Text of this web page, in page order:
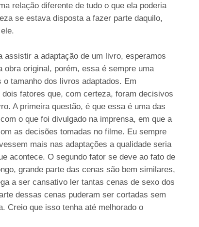
relação diferente de tudo o que ela poderia
se estava disposta a fazer parte daquilo,
assistir a adaptação de um livro, esperamos
original, porém, essa é sempre uma
tamanho dos livros adaptados. Em
dois fatores que, com certeza, foram decisivos
A primeira questão, é que essa é uma das
o que foi divulgado na imprensa, em que a
as decisões tomadas no filme. Eu sempre
mais nas adaptações a qualidade seria
acontece. O segundo fator se deve ao fato de
grande parte das cenas são bem similares,
a ser cansativo ler tantas cenas de sexo dos
dessas cenas puderam ser cortadas sem
Creio que isso tenha até melhorado o